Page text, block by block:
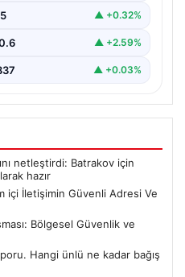
▲ +0.32%
▲ +2.59%
▲ +0.03%
netleştirdi: Batrakov için
hazır
içi İletişimin Güvenli Adresi Ve
Bölgesel Güvenlik ve
Hangi ünlü ne kadar bağış